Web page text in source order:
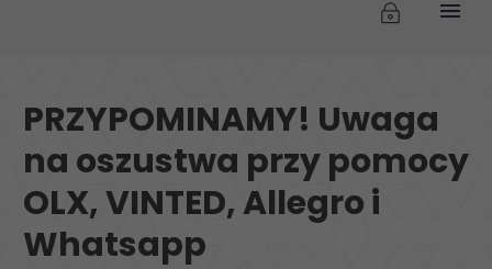
i
żółty
tekst
PRZYPOMINAMY! Uwaga
na oszustwa przy pomocy
OLX, VINTED, Allegro i
Whatsapp